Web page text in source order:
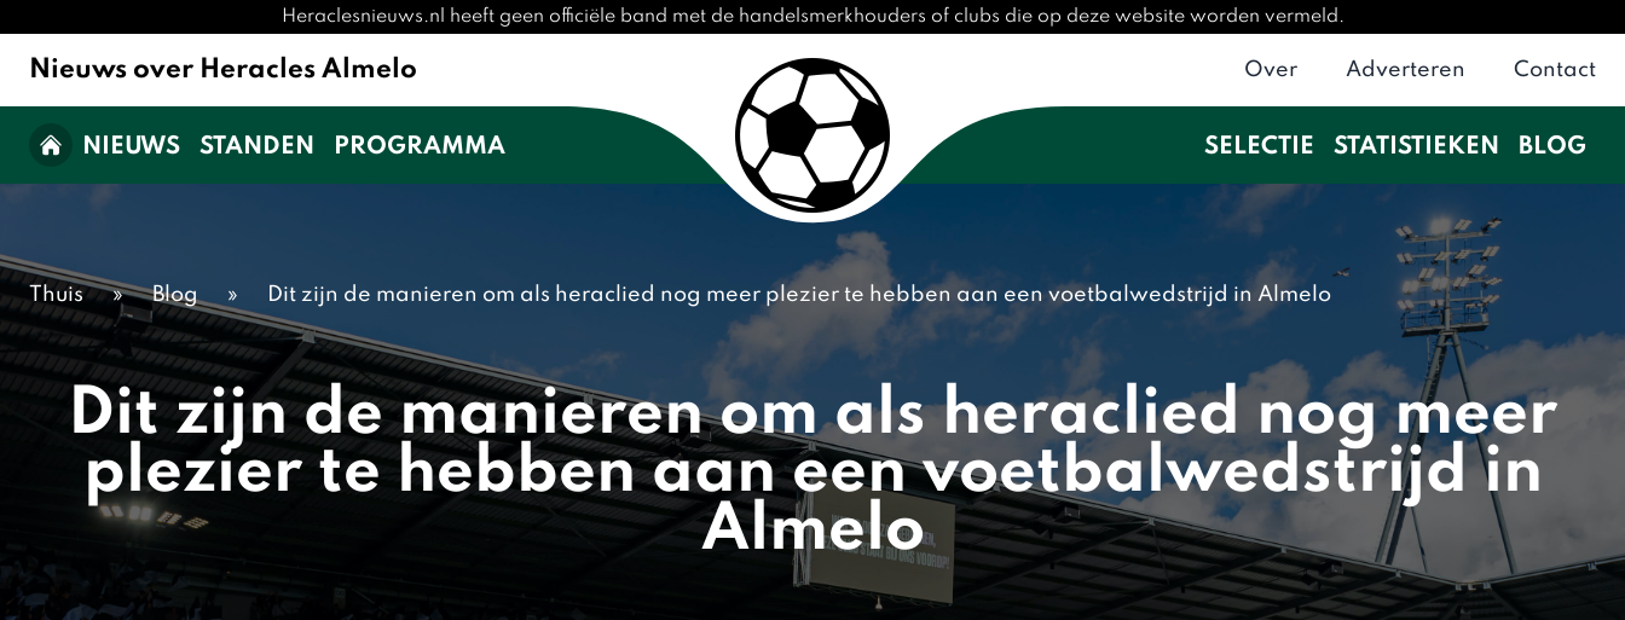
Heraclesnieuws.nl heeft geen officiële band met de handelsmerkhouders of clubs die op deze website worden vermeld.
Nieuws over Heracles Almelo Over Adverteren Contact
NIEUWS STANDEN PROGRAMMA SELECTIE STATISTIEKEN BLOG
Thuis » Blog » Dit zijn de manieren om als heraclied nog meer plezier te hebben aan een voetbalwedstrijd in Almelo
Dit zijn de manieren om als heraclied nog meer
plezier te hebben aan een voetbalwedstrijd in
Almelo